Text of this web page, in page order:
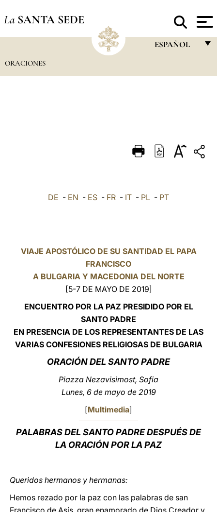
La SANTA SEDE
ESPAÑOL
DEUTSCH
العربيّة
ORACIONES
DE - EN - ES - FR - IT - PL - PT
VIAJE APOSTÓLICO DE SU SANTIDAD EL PAPA
FRANCISCO
A BULGARIA Y MACEDONIA DEL NORTE
[5-7 DE MAYO DE 2019]
ENCUENTRO POR LA PAZ PRESIDIDO POR EL
SANTO PADRE
EN PRESENCIA DE LOS REPRESENTANTES DE LAS
VARIAS CONFESIONES RELIGIOSAS DE BULGARIA
ORACIÓNDEL SANTO PADRE
Piazza Nezavisimost, Sofia
Lunes, 6 de mayo de 2019
[Multimedia]
PALABRAS DEL SANTO PADRE DESPUÉS DE
LA ORACIÓN POR LA PAZ
Queridos hermanos y hermanas:
Hemos rezado por la paz con las palabras de san
Francisco de Asís, gran enamorado de Dios Creador y